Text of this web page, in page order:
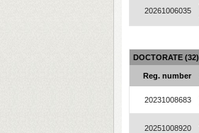
20261006035
DOCTORATE (32)
Reg. number
20231008683
20251008920